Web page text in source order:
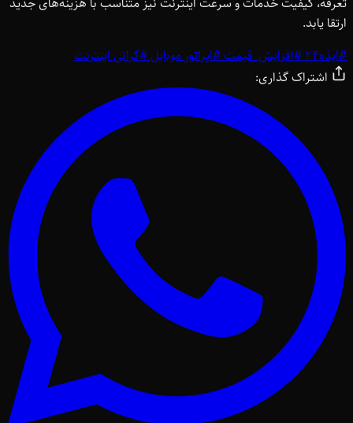
ارتقا یابد.
#ایذه24 #افزایش_قیمت#اپراتور موبایل#گرانی اینترنت
اشتراک گذاری: